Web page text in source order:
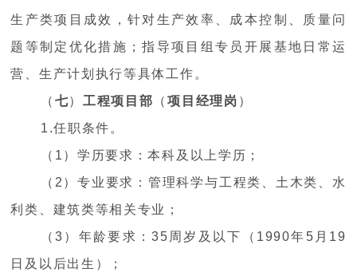
生产类项目成效，针对生产效率、成本控制、质量问
题等制定优化措施；指导项目组专员开展基地日常运
营、生产计划执行等具体工作。
（ 七） 工程项目部 （项目经理岗 ）
1.任职条件。
（1）学历要求：本科及以上学历；
（2）专业要求：管理科学与工程类、土木类、水
利类、建筑类等相关专业；
（3）年龄要求：35周岁及以下（1990年5月19
日及以后出生）；